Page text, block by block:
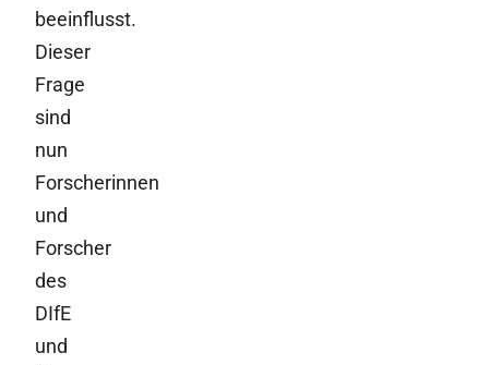
beeinflusst.
Dieser
Frage
sind
nun
Forscherinnen
und
Forscher
des
DIfE
und